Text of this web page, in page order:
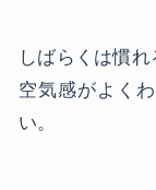
しばらくは慣れ
空気感がよく
い。